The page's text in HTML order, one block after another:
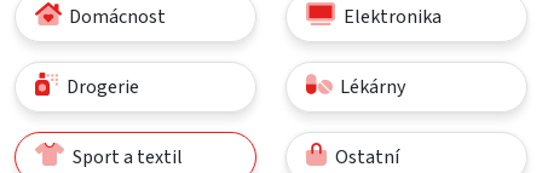
Domácnost Elektronika
Drogerie Lékárny
Sport a textil Ostatní